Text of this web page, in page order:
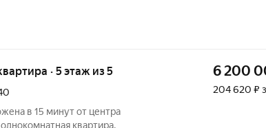
· 5 этаж из 5
в 15 минут от центра
кваpтирa,
6 200
204 620 ₽